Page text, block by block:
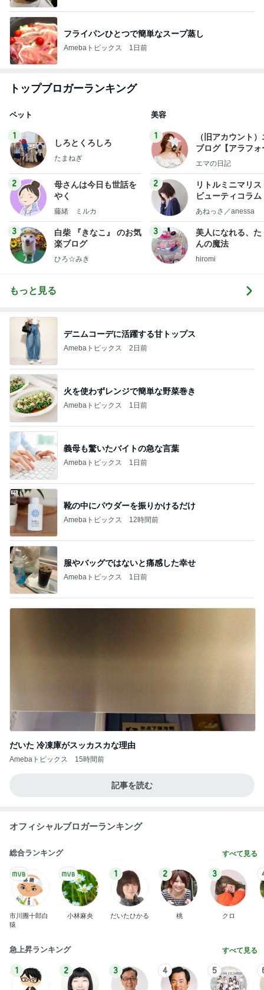
フライパンひとつで簡単なスープ蒸し
Amebaトピックス 1日前
トップブロガーランキング
ペット
1
しろとくろしろ
たまねぎ
2
母さんは今日も世話を
やく
藤緒 ミルカ
3
白柴 『きなこ』 のお気
楽ブログ
ひろ☆みき
美容
1
（旧アカウント
ブログ【アラフォ
社売却セカンドラ
エマの日記
2
リトルミニマリス
ビューティコラ
little
あねっさ／anessa
3
美人になれる、た
んの魔法
hiromi
もっと見る
デニムコーデに活躍する甘トップス
Amebaトピックス 2日前
火を使わずレンジで簡単な野菜巻き
Amebaトピックス 1日前
義母も驚いたバイトの急な言葉
Amebaトピックス 1日前
靴の中にパウダーを振りかけるだけ
Amebaトピックス 12時間前
服やバッグではないと痛感した幸せ
Amebaトピックス 1日前
だいた 冷凍庫がスッカスカな理由
Amebaトピックス 15時間前
記事を読む
オフィシャルブロガーランキング
総合ランキング すべて見る
市川團十郎白
猿
小林麻央
1
だいたひかる
2
桃
3
クロ
急上昇ランキング すべて見る
1 2 3 4 5